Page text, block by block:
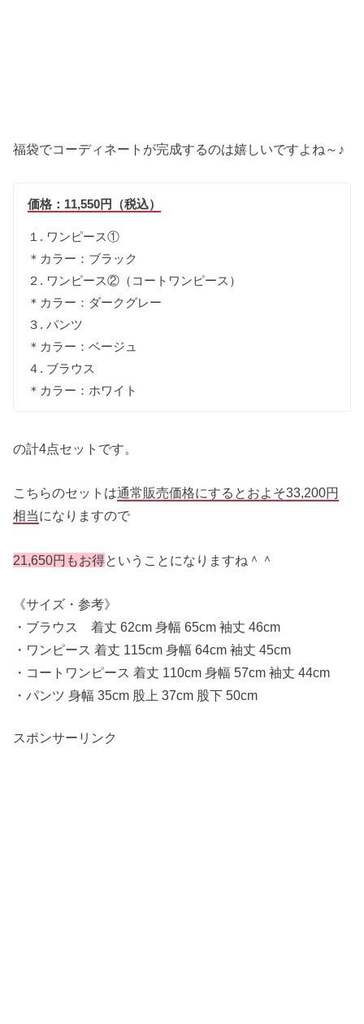
福袋でコーディネートが完成するのは嬉しいですよね～♪
価格：11,550円（税込）
１. ワンピース①
＊カラー：ブラック
２. ワンピース②（コートワンピース）
＊カラー：ダークグレー
３. パンツ
＊カラー：ベージュ
４. ブラウス
＊カラー：ホワイト
の計4点セットです。
こちらのセットは通常販売価格にするとおよそ33,200円
相当になりますので
21,650円もお得ということになりますね＾＾
《サイズ・参考》
・ブラウス 着丈 62cm 身幅 65cm 袖丈 46cm
・ワンピース 着丈 115cm 身幅 64cm 袖丈 45cm
・コートワンピース 着丈 110cm 身幅 57cm 袖丈 44cm
・パンツ 身幅 35cm 股上 37cm 股下 50cm
スポンサーリンク